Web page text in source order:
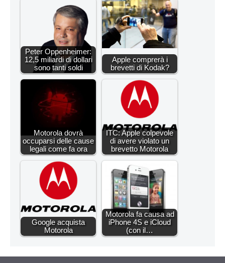
Peter Oppenheimer:
12,5 miliardi di dollari
sono tanti soldi
Apple comprerà i
brevetti di Kodak?
Motorola dovrà
occuparsi delle cause
legali come fa ora
ITC: Apple colpevole
di avere violato un
brevetto Motorola
Google acquista
Motorola
Motorola fa causa ad
iPhone 4S e iCloud
(con il…